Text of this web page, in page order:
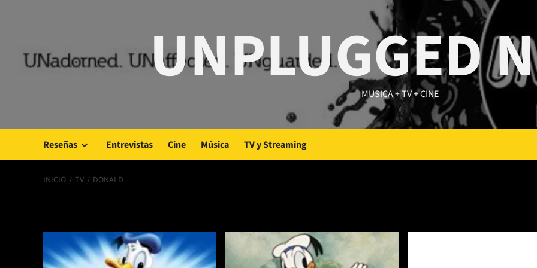
UNPLUGGED
MUSICA + TV + CINE
Reseñas Entrevistas Cine Música TV y Streaming
INICIO TV DONALD